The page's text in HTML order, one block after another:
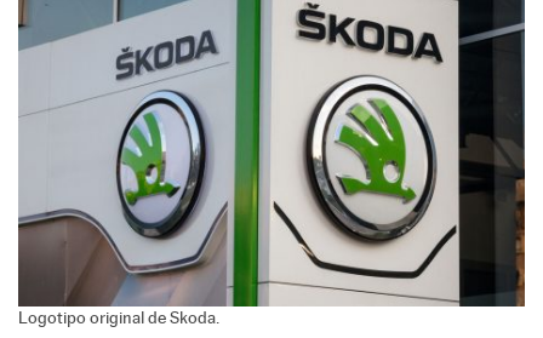
Logotipo original de Skoda.